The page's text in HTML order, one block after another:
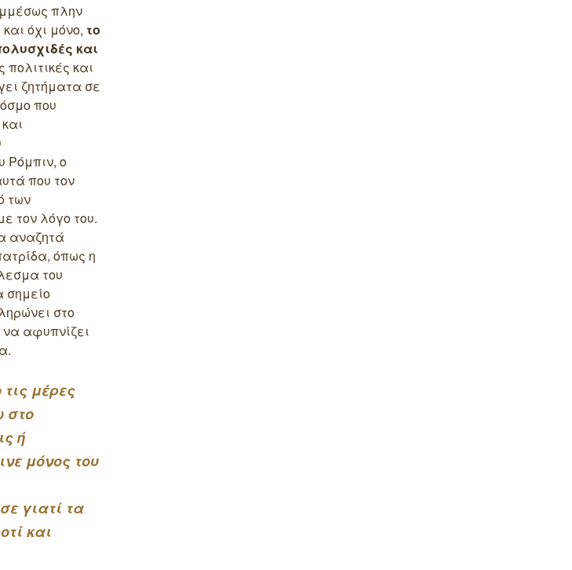
πλην
όχι μόνο, το
και
και
ζητήματα σε
που
Ρόμπιν, ο
που τον
των
τον λόγο του.
αναζητά
όπως η
του
σημείο
στο
αφυπνίζει
μέρες
στο
ή
μόνος του
γιατί τα
και